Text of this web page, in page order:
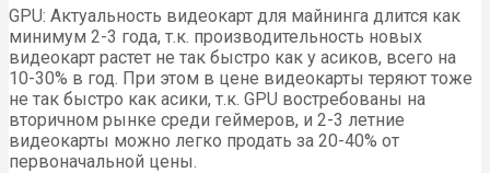
GPU: Актуальность видеокарт для майнинга длится как
минимум 2-3 года, т.к. производительность новых
видеокарт растет не так быстро как у асиков, всего на
10-30% в год. При этом в цене видеокарты теряют тоже
не так быстро как асики, т.к. GPU востребованы на
вторичном рынке среди геймеров, и 2-3 летние
видеокарты можно легко продать за 20-40% от
первоначальной цены.